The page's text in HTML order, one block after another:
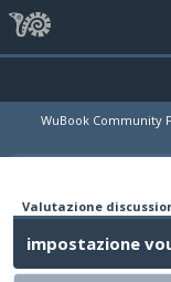
WuBook Community
Valutazione
impostazione